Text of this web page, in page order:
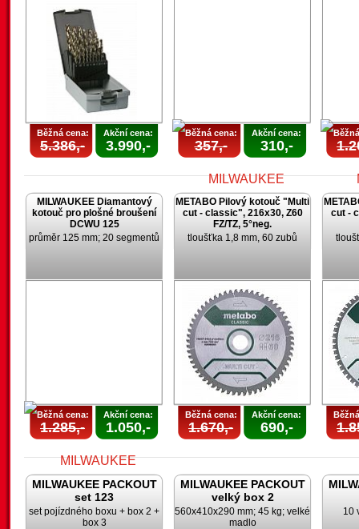
Běžná cena:
5.386,-
Akční cena:
3.990,-
Běžná cena:
357,-
Akční cena:
310,-
MILWAUKEE Diamantový
kotouč pro plošné broušení
DCWU 125
průměr 125 mm; 20 segmentů
Běžná cena:
1.285,-
Akční cena:
1.050,-
METABO Pilový kotouč "Multi
cut - classic", 216x30, Z60
FZ/TZ, 5°neg.
tloušťka 1,8 mm, 60 zubů
Běžná cena:
1.670,-
Akční cena:
690,-
cut -
MILWAUKEE PACKOUT
set 123
set pojízdného boxu + box 2 +
box 3
MILWAUKEE PACKOUT
velký box 2
560x410x290 mm; 45 kg; velké
madlo
10